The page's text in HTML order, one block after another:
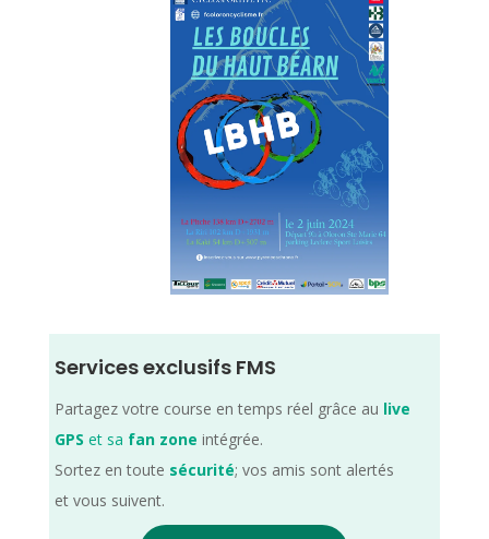
Services exclusifs FMS
Partagez votre course en temps réel grâce au live
GPS et sa fan zone intégrée.
Sortez en toute sécurité; vos amis sont alertés
et vous suivent.